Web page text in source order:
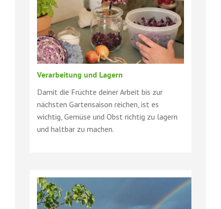
Verarbeitung und Lagern
Damit die Früchte deiner Arbeit bis zur
nächsten Gartensaison reichen, ist es
wichtig, Gemüse und Obst richtig zu lagern
und haltbar zu machen.